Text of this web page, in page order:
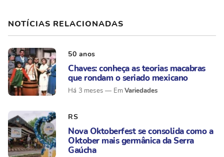
NOTÍCIAS RELACIONADAS
50 anos
Chaves: conheça as teorias macabras
que rondam o seriado mexicano
Há 3 meses Variedades
RS
Nova Oktoberfest se consolida como a
Oktober mais germânica da Serra
Gaúcha